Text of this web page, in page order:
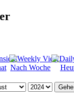
Nach Woche